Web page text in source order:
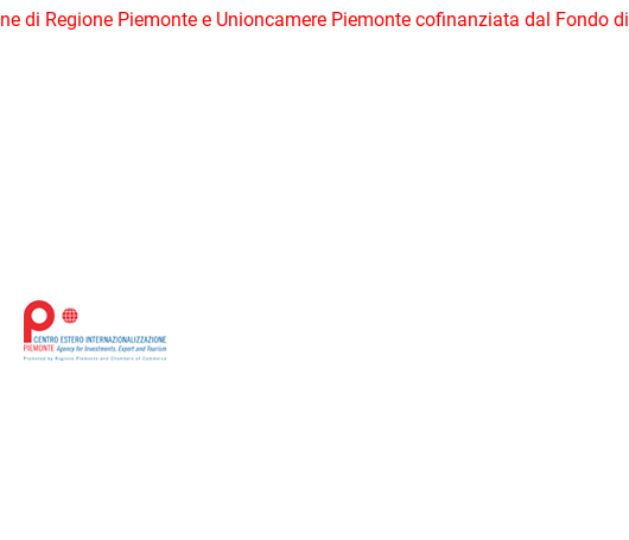
di Regione Piemonte e Unioncamere Piemonte cofinanziata dal Fondo di